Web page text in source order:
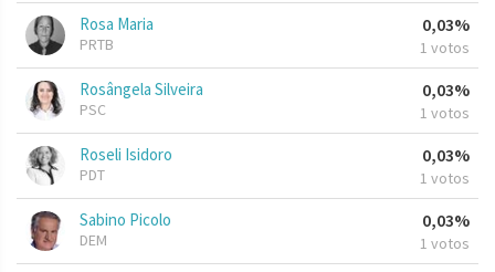
Rosa Maria
PRTB
0,03%
1 votos
Rosângela Silveira
PSC
0,03%
1 votos
Roseli Isidoro
PDT
0,03%
1 votos
Sabino Picolo
DEM
0,03%
1 votos